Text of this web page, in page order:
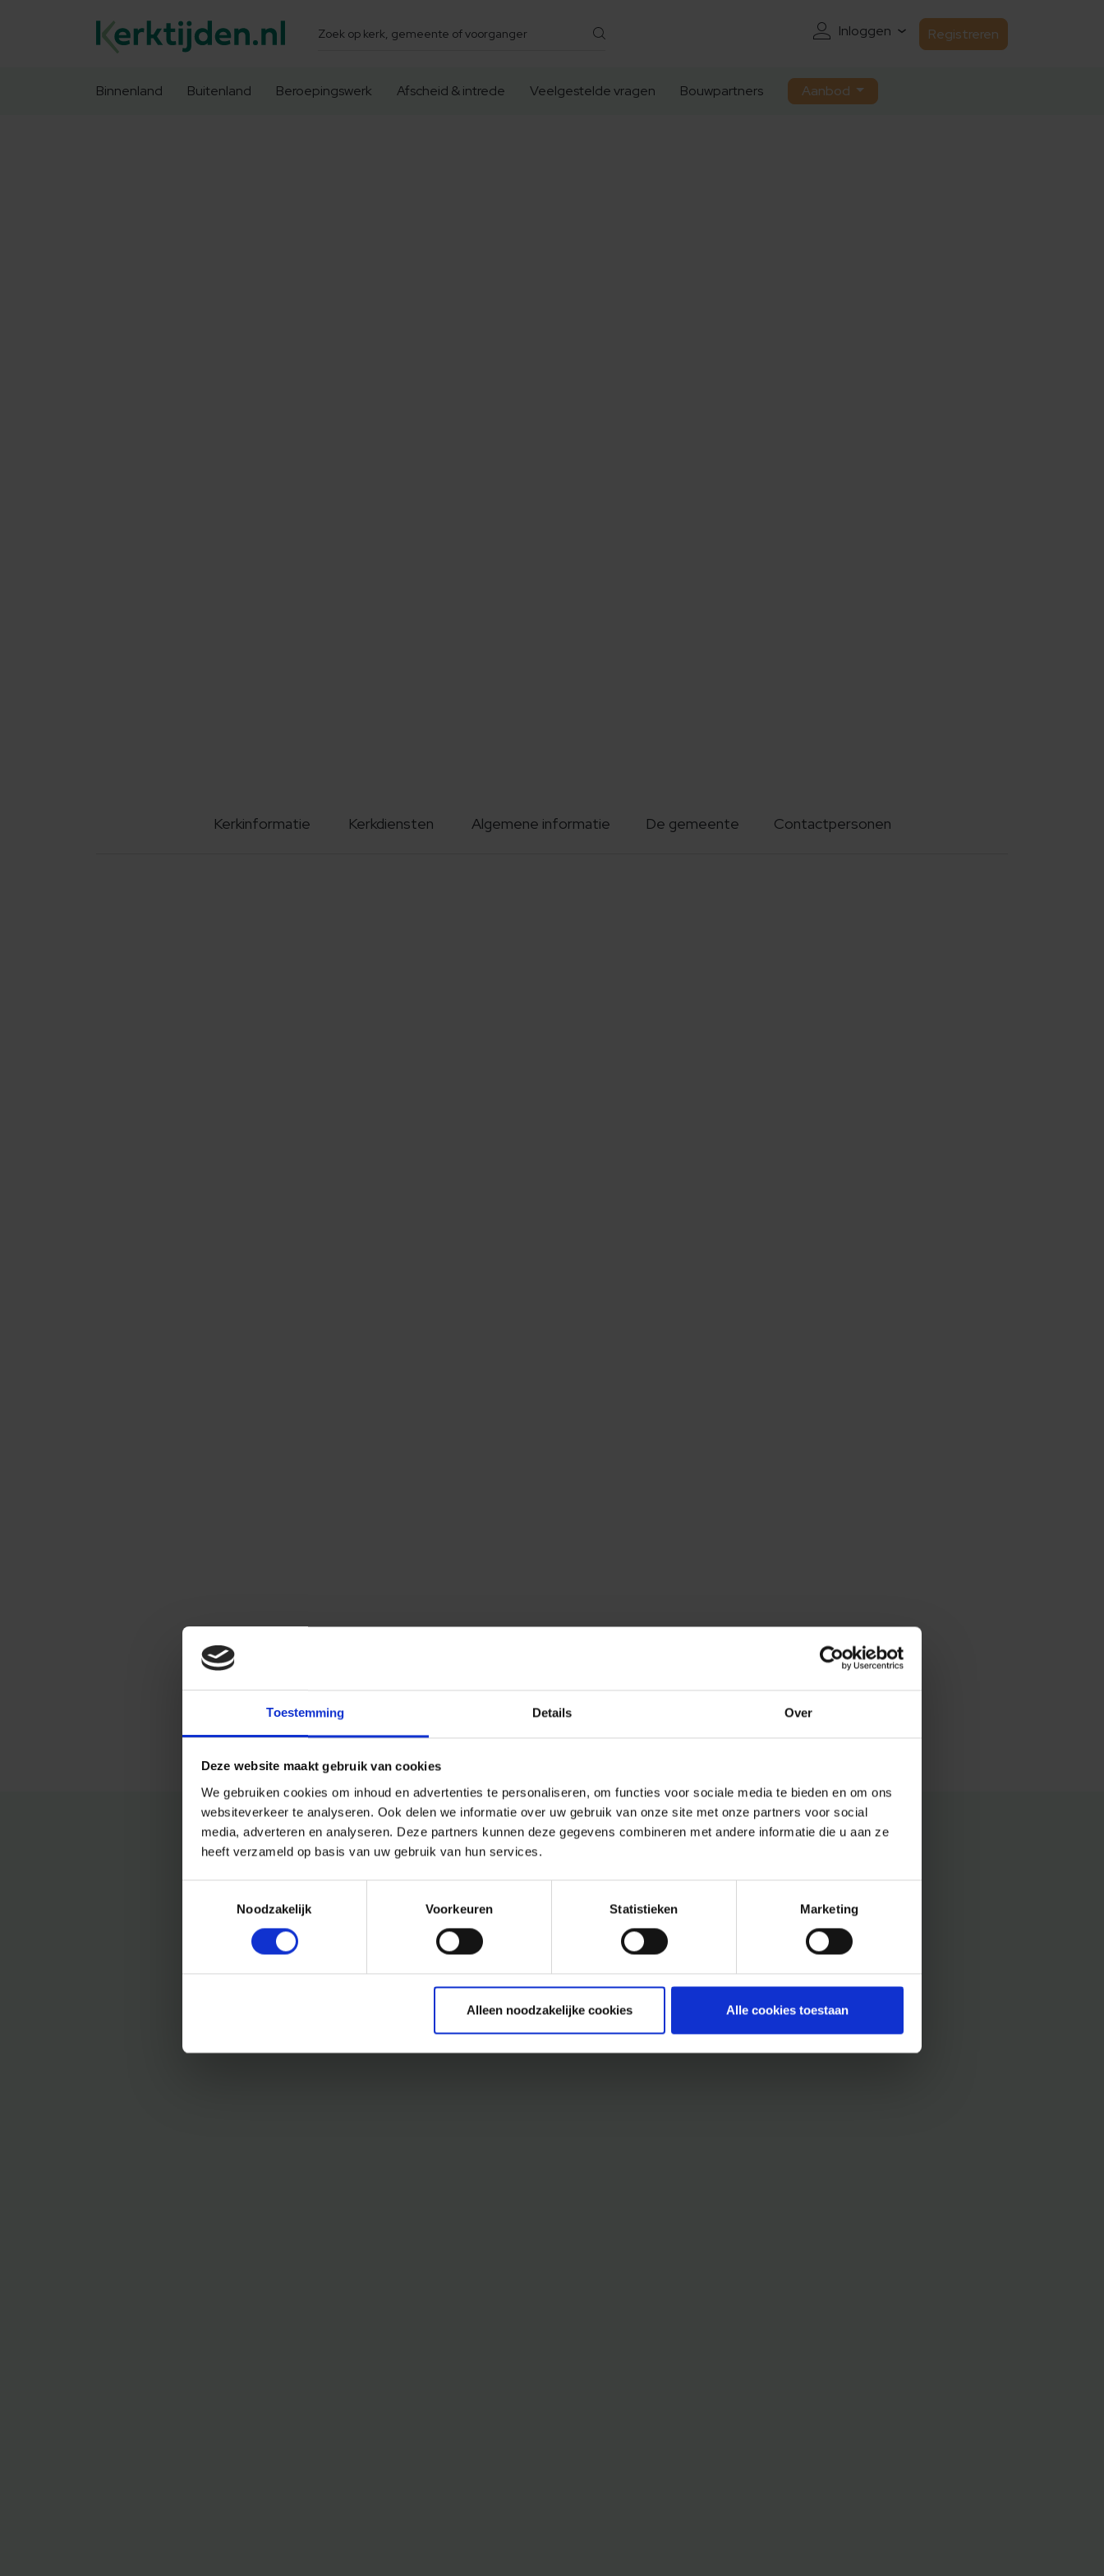
Toestemming Details Over
Deze website maakt gebruik van cookies
We gebruiken cookies om inhoud en advertenties te personaliseren, om functies voor sociale media te bieden en om ons
websiteverkeer te analyseren. Ook delen we informatie over uw gebruik van onze site met onze partners voor social
media, adverteren en analyseren. Deze partners kunnen deze gegevens combineren met andere informatie die u aan ze
heeft verzameld op basis van uw gebruik van hun services.
Noodzakelijk
Voorkeuren Statistieken Marketing
Alleen noodzakelijke cookies Alle cookies toestaan
Zoeken Inloggen Registreren
Binnenland Buitenland Beroepingswerk Afscheid & intrede Veelgestelde vragen Bouwpartners Aanbod
Kerkinformatie Kerkdiensten Algemene informatie De gemeente Contactpersonen